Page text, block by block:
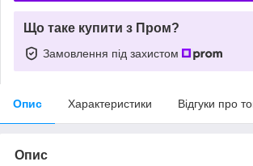
Що таке купити з Пром?
Замовлення під захистом
Опис Характеристики Відгуки про
Опис